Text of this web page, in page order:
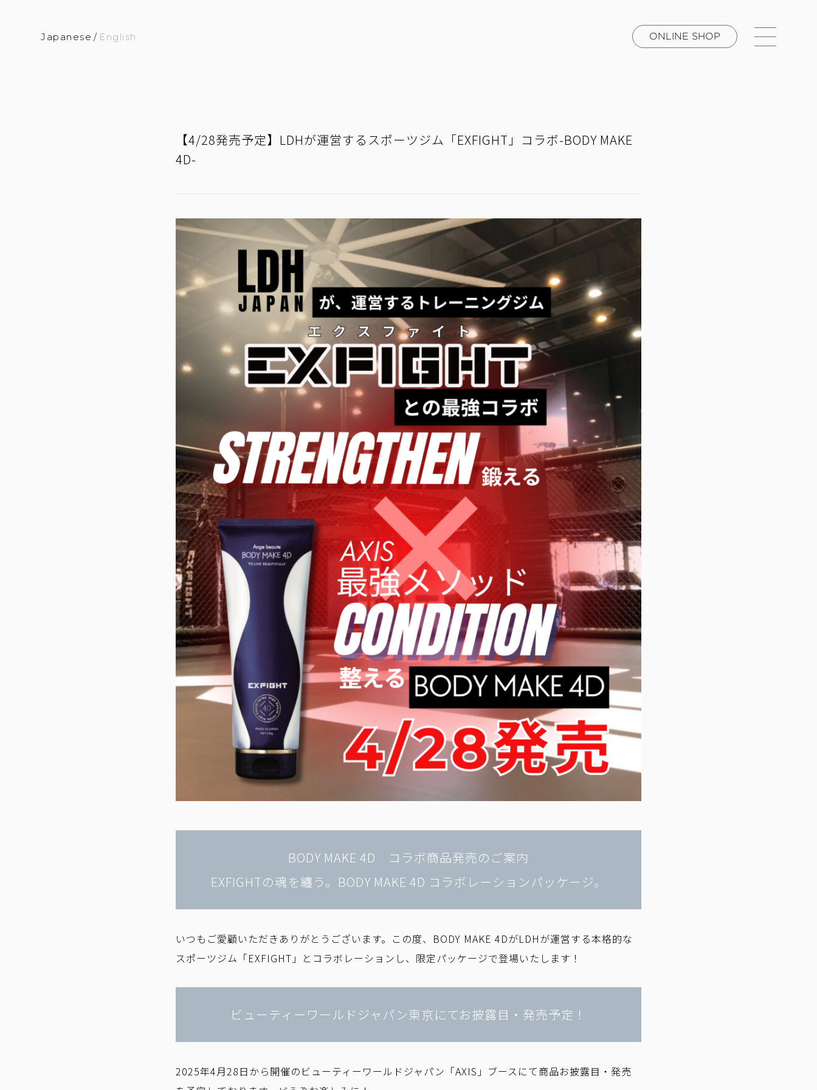
Japanese / English ONLINE SHOP
【4/28発売予定】LDHが運営するスポーツジム「EXFIGHT」コラボ-BODY MAKE
4D-
BODY MAKE 4D コラボ商品発売のご案内
EXFIGHTの魂を纏う。BODY MAKE 4D コラボレーションパッケージ。
いつもご愛顧いただきありがとうございます。この度、BODY MAKE 4DがLDHが運営する本格的な
スポーツジム「EXFIGHT」とコラボレーションし、限定パッケージで登場いたします！
ビューティーワールドジャパン東京にてお披露目・発売予定！
2025年4月28日から開催のビューティーワールドジャパン「AXIS」ブースにて商品お披露目・発売